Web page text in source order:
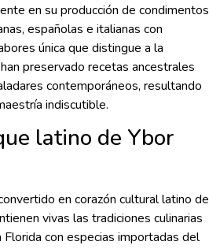
en su producción de condimentos
españolas e italianas con
única que distingue a la
preservado recetas ancestrales
contemporáneos, resultando
indiscutible.
latino de Ybor
en corazón cultural latino de
vivas las tradiciones culinarias
con especias importadas del